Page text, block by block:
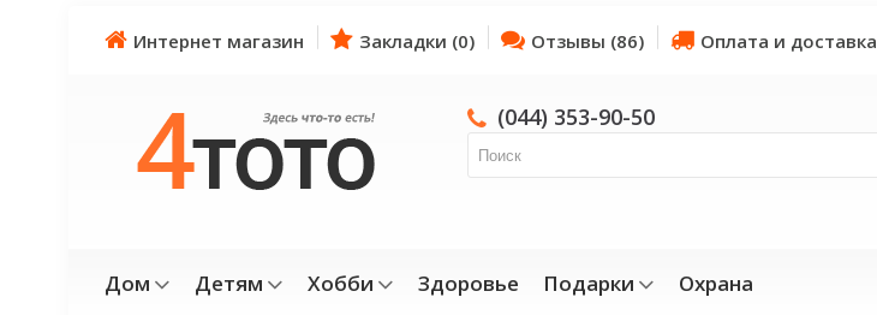
Интернет магазин Закладки (0) Отзывы (86) Оплата и доставка
(044) 353-90-50
Дом Детям Хобби Здоровье Подарки Охрана